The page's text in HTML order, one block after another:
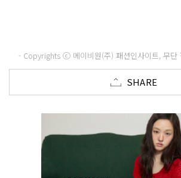
- Copyrights ⓒ 메이비원(주) 패션인사이트, 무단
SHARE